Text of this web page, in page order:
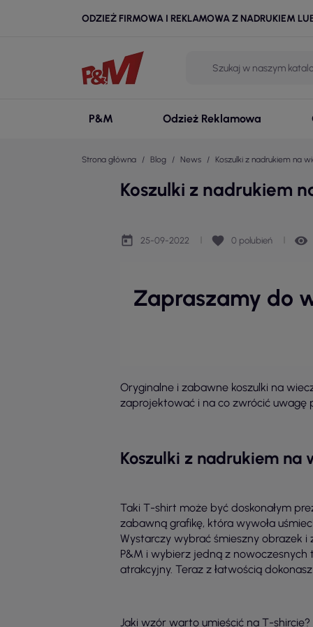
ODZIEŻ FIRMOWA I REKLAMOWA Z NADRUKIEM
P&M Odzież Reklamowa
Strona główna Blog News Koszulki z nadrukiem na
Koszulki z nadrukiem
today 25-09-2022 favorite 0 polubień remove_red_eye
Zapraszamy do
Oryginalne i zabawne koszulki na
zaprojektować i na co zwrócić uwagę
Koszulki z nadrukiem
Taki T-shirt może być doskonałym
zabawną grafikę, która wywoła
Wystarczy wybrać śmieszny obrazek
P&M i wybierz jedną z nowoczesnych
atrakcyjny. Teraz z łatwością
Jaki wzór warto umieścić na T-